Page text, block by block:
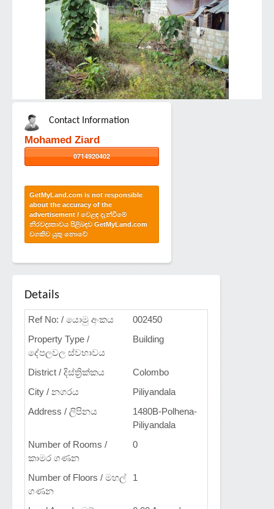
Contact Information
Mohamed Ziard
0714920402
GetMyLand.com is not responsible
about the accuracy of the
advertisement / වෙළඳ දැන්වීමේ
නිරවද්‍යතාවය පිළිබඳව GetMyLand.com
වගකිව යුතු නොවේ
Details
Ref No: / යොමු අංකය
002450
Property Type /
දේපලවල ස්වභාවය
Building
District / දිස්ත්‍රික්කය
Colombo
City / නගරය
Piliyandala
Address / ලිපිනය
1480B-Polhena-
Piliyandala
Number of Rooms /
කාමර ගණන
0
Number of Floors / මහල්
ගණන
1